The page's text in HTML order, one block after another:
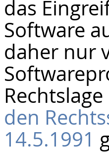
das
Software
daher nur
den
14.5.1991